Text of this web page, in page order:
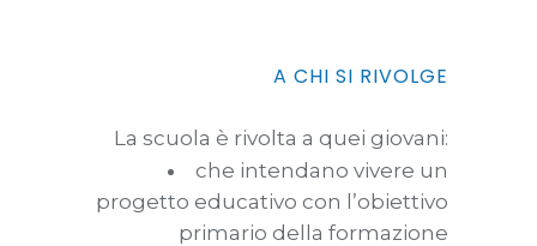
A CHI SI RIVOLGE
La scuola è rivolta a quei giovani:
che intendano vivere un
progetto educativo con l’obiettivo
primario della formazione